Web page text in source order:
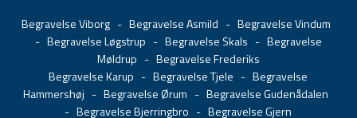
Begravelse Viborg- Begravelse Asmild - Begravelse Vindum
- Begravelse Løgstrup - Begravelse Skals - Begravelse
Møldrup - Begravelse Frederiks
Begravelse Karup -Begravelse Tjele -Begravelse
Hammershøj -Begravelse Ørum -Begravelse Gudenådalen
-Begravelse Bjerringbro -Begravelse Gjern